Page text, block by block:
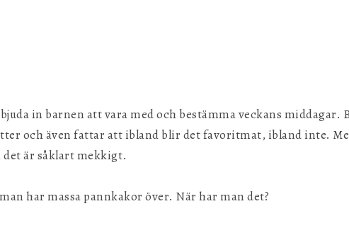
in barnen att vara med och bestämma veckans middagar.
och även fattar att ibland blir det favoritmat, ibland inte.
är såklart mekkigt.
har massa pannkakor över. När har man det?